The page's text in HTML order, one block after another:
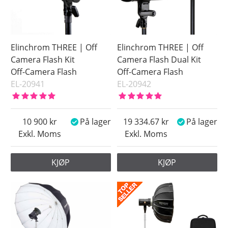
Elinchrom THREE | Off
Camera Flash Kit
Off-Camera Flash
EL-20941
Exkl. Moms
10 900 På lager
KJØP
Elinchrom THREE | Off
Camera Flash Dual Kit
Off-Camera Flash
EL-20942
Exkl. Moms
19 334.67 På lager
KJØP